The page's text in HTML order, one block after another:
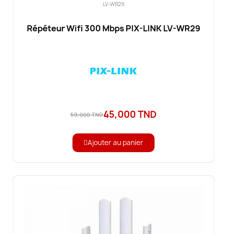
LV-WR29
Répéteur Wifi 300 Mbps PIX-LINK LV-WR29
59,000 TND45,000 TND
Ajouter au panier